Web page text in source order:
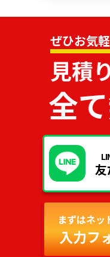
ぜひお気
まずはネッ
入力フ